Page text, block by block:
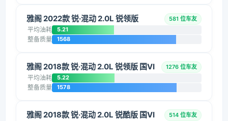
雅阁 2022款 锐·混动 2.0L 锐领版 581 位车友
平均油耗 5.21
整备质量 1568
雅阁 2018款 锐·混动 2.0L 锐领版 国VI 1276 位车友
平均油耗 5.22
整备质量 1578
雅阁 2018款 锐·混动 2.0L 锐酷版 国VI 514 位车友